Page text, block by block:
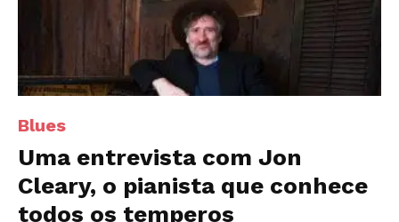
Blues
Uma entrevista com Jon
Cleary, o pianista que conhece
todos os temperos